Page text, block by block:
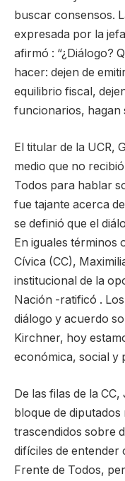
buscar consensos.
expresada por la
afirmó : “¿Diálogo?
hacer: dejen de
equilibrio fiscal,
funcionarios, hagan
El titular de la UCR,
medio que no
Todos para hablar
fue tajante acerca
se definió que el
En iguales términos
Cívica (CC),
institucional de la
Nación -ratificó .
diálogo y acuerdo
Kirchner, hoy
económica, social y
De las filas de la
bloque de diputados
trascendidos sobre
difíciles de entender
Frente de Todos,